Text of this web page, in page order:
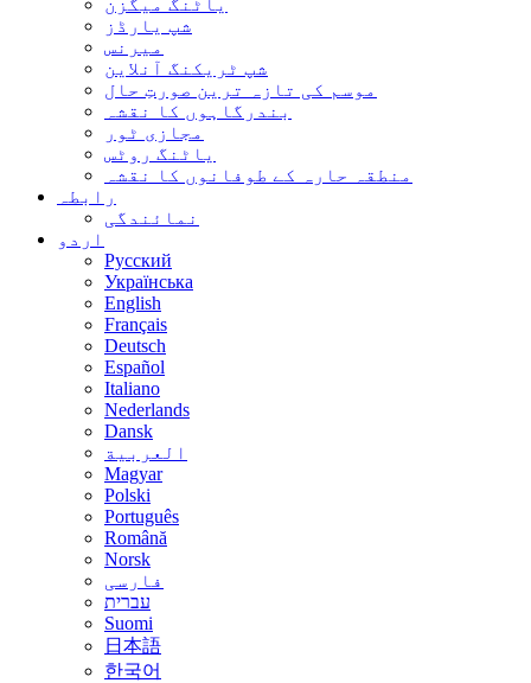
یاٹنگ میگزن
شپ یارڈز
میرنس
شپ ٹریکنگ آنلاین
موسم کی تازہ ترین صورتِ حال
بندرگاہوں کا نقشہ
مجازی ٹور
یاٹنگ روٹس
منطقہ حارہ کے طوفانوں کا نقشہ
رابطہ
نمائندگی
اردو
Русский
Українська
English
Français
Deutsch
Español
Italiano
Nederlands
Dansk
العربية
Magyar
Polski
Português
Română
Norsk
فارسی
עברית
Suomi
日本語
한국어